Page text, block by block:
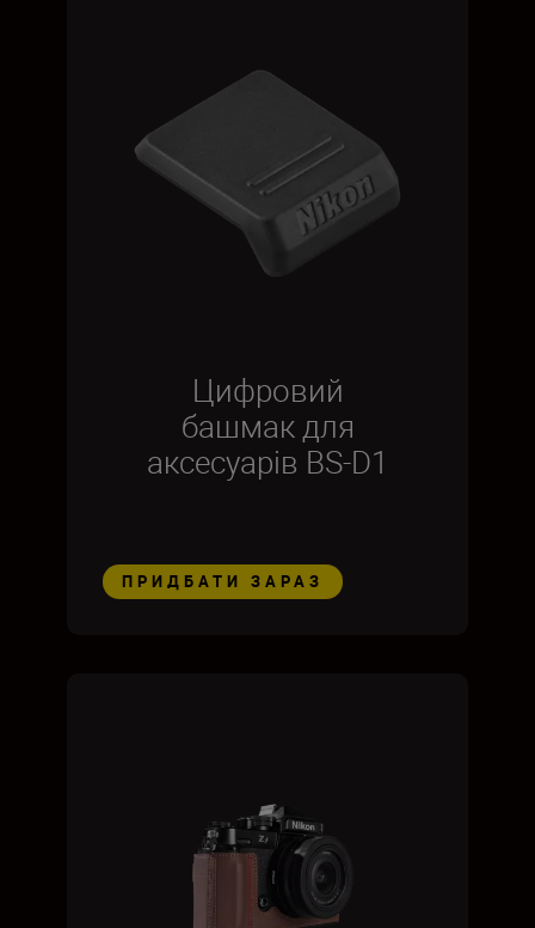
Цифровий
башмак для
аксесуарів BS-D1
ПРИДБАТИ ЗАРАЗ